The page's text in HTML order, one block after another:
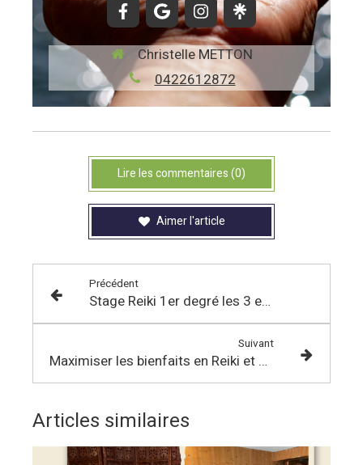
Christelle METTON
0422612872
Lire les commentaires (0)
Aimer l'article
Précédent
Stage Reiki 1er degré les 3 et 4 octobre 2026
Suivant
Maximiser les bienfaits en Reiki et Fleurs de Bach avec un suivi continu
Articles similaires